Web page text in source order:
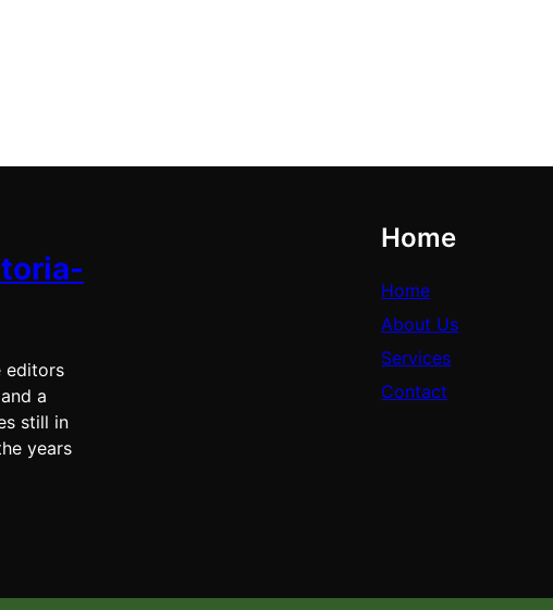
editors
a
still in
years
Home
Home
About Us
Services
Contact